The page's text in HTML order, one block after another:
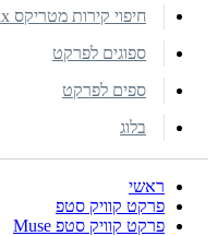
חיפוי קירות מטריקס Matrix
ספוגים לפרקט
ספים לפרקט
בלוג
ראשי
פרקט קוויק סטפ
פרקט קוויק סטפ Muse